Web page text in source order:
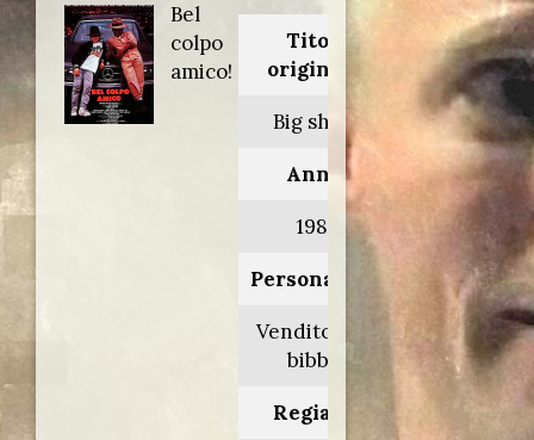
Bel
colpo
amico!
Titolo
originale:
Big shots
Anno:
1987
Personaggio:
Venditore di
bibbie
Regia di: